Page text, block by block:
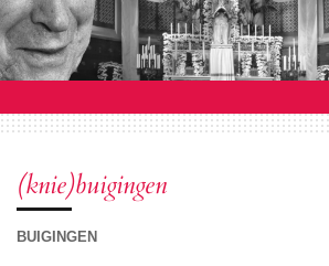
(knie)buigingen
BUIGINGEN